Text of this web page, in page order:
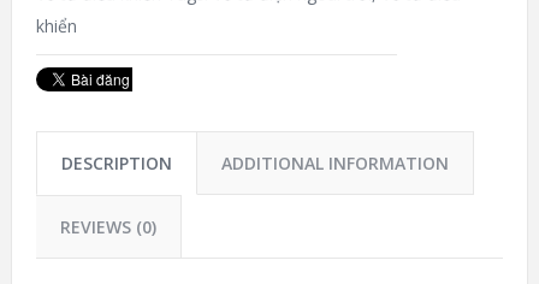
khiển
DESCRIPTION ADDITIONAL INFORMATION
REVIEWS (0)